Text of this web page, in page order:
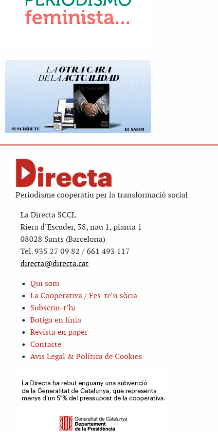
Periodisme cooperatiu per la transformació social
La Directa SCCL
Riera d’Escuder, 38, nau 1, planta 1
08028 Sants (Barcelona)
Tel. 935 27 09 82 / 661 493 117
directa@directa.cat
Qui som
La Cooperativa / Fes-te’n sòcia
Subscriu-t’hi
Botiga en línia
Revista en paper
Contacte
Avis Legal & Política de Cookies